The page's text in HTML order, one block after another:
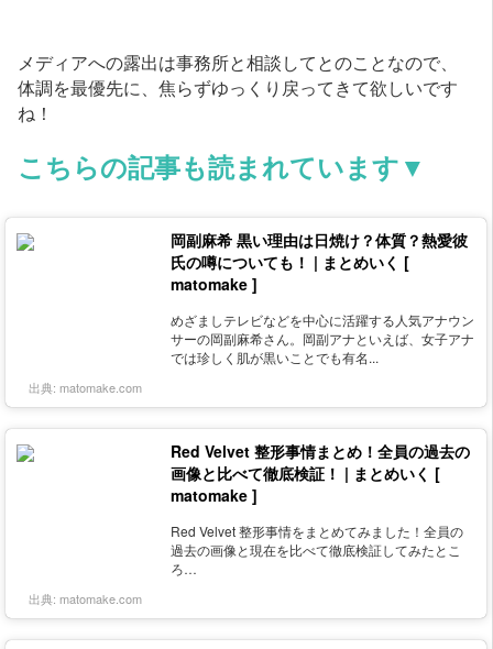
メディアへの露出は事務所と相談してとのことなので、
体調を最優先に、焦らずゆっくり戻ってきて欲しいです
ね！
こちらの記事も読まれています▼
岡副麻希 黒い理由は日焼け？体質？熱愛彼
氏の噂についても！ | まとめいく [
matomake ]
めざましテレビなどを中心に活躍する人気アナウン
サーの岡副麻希さん。岡副アナといえば、女子アナ
では珍しく肌が黒いことでも有名...
出典: matomake.com
Red Velvet 整形事情まとめ！全員の過去の
画像と比べて徹底検証！ | まとめいく [
matomake ]
Red Velvet 整形事情をまとめてみました！全員の
過去の画像と現在を比べて徹底検証してみたとこ
ろ…
出典: matomake.com